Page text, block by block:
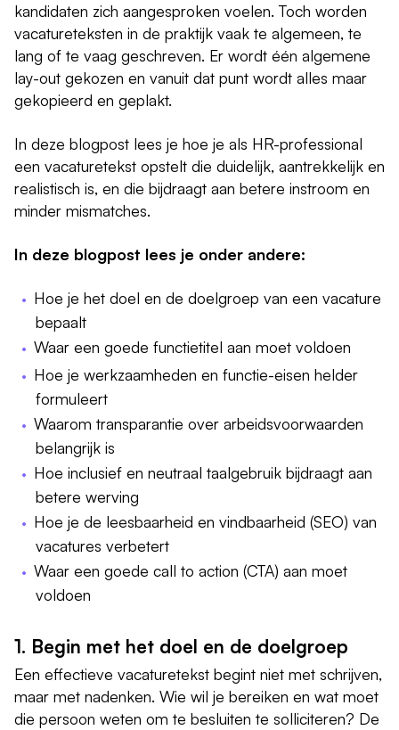
kandidaten zich aangesproken voelen. Toch worden
vacatureteksten in de praktijk vaak te algemeen, te
lang of te vaag geschreven. Er wordt één algemene
lay-out gekozen en vanuit dat punt wordt alles maar
gekopieerd en geplakt.
In deze blogpost lees je hoe je als HR-professional
een vacaturetekst opstelt die duidelijk, aantrekkelijk en
realistisch is, en die bijdraagt aan betere instroom en
minder mismatches.
In deze blogpost lees je onder andere:
Hoe je het doel en de doelgroep van een vacature
bepaalt
Waar een goede functietitel aan moet voldoen
Hoe je werkzaamheden en functie-eisen helder
formuleert
Waarom transparantie over arbeidsvoorwaarden
belangrijk is
Hoe inclusief en neutraal taalgebruik bijdraagt aan
betere werving
Hoe je de leesbaarheid en vindbaarheid (SEO) van
vacatures verbetert
Waar een goede call to action (CTA) aan moet
voldoen
1. Begin met het doel en de doelgroep
Een effectieve vacaturetekst begint niet met schrijven,
maar met nadenken. Wie wil je bereiken en wat moet
die persoon weten om te besluiten te solliciteren? De